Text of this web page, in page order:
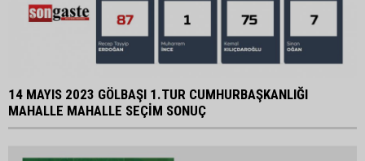
14 MAYIS 2023 GÖLBAŞI 1.TUR CUMHURBAŞKANLIĞI
MAHALLE MAHALLE SEÇİM SONUÇ